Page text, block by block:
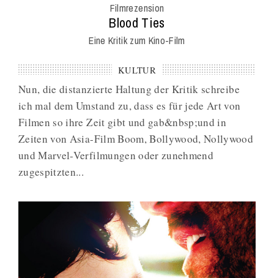
Filmrezension
:
Blood Ties
Eine Kritik zum Kino-Film
KULTUR
Nun, die distanzierte Haltung der Kritik schreibe
ich mal dem Umstand zu, dass es für jede Art von
Filmen so ihre Zeit gibt und gab&nbsp;und in
Zeiten von Asia-Film Boom, Bollywood, Nollywood
und Marvel-Verfilmungen oder zunehmend
zugespitzten...